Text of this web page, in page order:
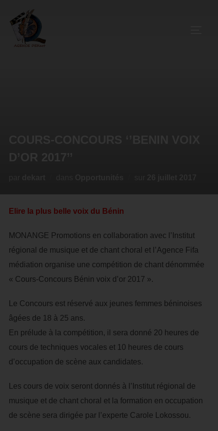
Elire la plus belle voix du Bénin
MONANGE Promotions en collaboration avec l’Institut
régional de musique et de chant choral et l’Agence Fifa
médiation organise une compétition de chant dénommée
« Cours-Concours Bénin voix d’or 2017 ».
Le Concours est réservé aux jeunes femmes béninoises
âgées de 18 à 25 ans.
En prélude à la compétition, il sera donné 20 heures de
cours de techniques vocales et 10 heures de cours
d’occupation de scène aux candidates.
Les cours de voix seront donnés à l’Institut régional de
musique et de chant choral et la formation en occupation
de scène sera dirigée par l’experte Carole Lokossou.